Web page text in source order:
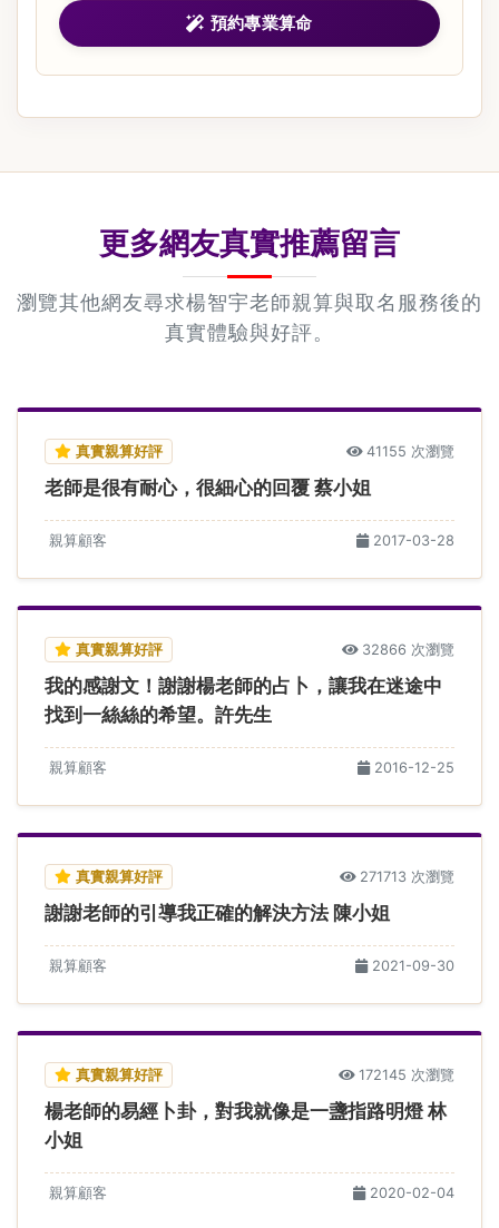
預約專業算命
更多網友真實推薦留言
瀏覽其他網友尋求楊智宇老師親算與取名服務後的
真實體驗與好評。
真實親算好評 41155 次瀏覽
老師是很有耐心，很細心的回覆 蔡小姐
親算顧客 2017-03-28
真實親算好評 32866 次瀏覽
我的感謝文！謝謝楊老師的占卜，讓我在迷途中
找到一絲絲的希望。許先生
親算顧客 2016-12-25
真實親算好評 271713 次瀏覽
謝謝老師的引導我正確的解決方法 陳小姐
親算顧客 2021-09-30
真實親算好評 172145 次瀏覽
楊老師的易經卜卦，對我就像是一盞指路明燈 林
小姐
親算顧客 2020-02-04